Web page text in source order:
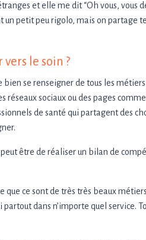
et elle me dit “Oh vous, vous
un petit peu rigolo, mais on
le soin ?
bien se renseigner de tous les
réseaux sociaux ou des pages
de santé qui partagent des
peut être de réaliser un bilan de
que ce sont de très très beaux
partout dans n’importe quel